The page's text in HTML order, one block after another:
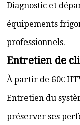
Diagnostic et
équipements
professionnels.
Entretien de
À partir de 60€
Entretien du
préserver ses